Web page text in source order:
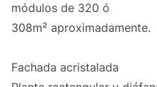
módulos de 320 ó
308m² aproximadamente.
Fachada acristalada